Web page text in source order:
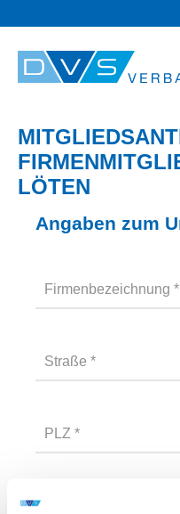
LÖTEN
Angaben zum
Firmenbezeichnung *
Straße *
PLZ *